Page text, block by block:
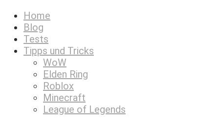
Zum
Inhalt
springen
Games5
Home
Blog
Tests
Tipps und Tricks
WoW
Elden Ring
Roblox
Minecraft
League of Legends